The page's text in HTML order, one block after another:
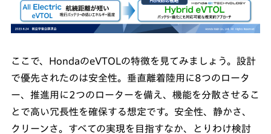
ここで、HondaのeVTOLの特徴を見てみましょう。設計
で優先されたのは安全性。垂直離着陸用に8つのロータ
ー、推進用に2つのローターを備え、機能を分散させるこ
とで高い冗長性を確保する想定です。安全性、静かさ、
クリーンさ。すべての実現を目指すなか、とりわけ検討